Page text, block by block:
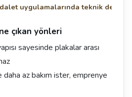
uygulamalarında teknik
çıkan yönleri
sayesinde plakalar arası
az bakım ister, emprenye